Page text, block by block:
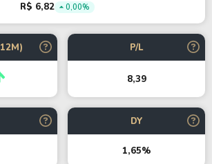
R$ 6,82 0,00%
P/L
8,39
DY
1,65%